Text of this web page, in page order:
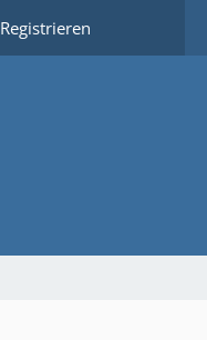
Registrieren